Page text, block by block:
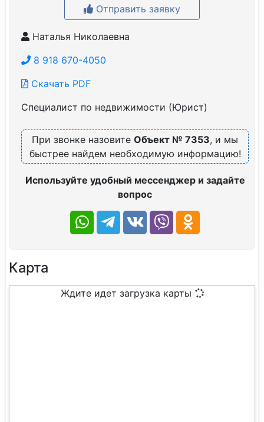
Отправить заявку
Наталья Николаевна
8 918 670-4050
Скачать PDF
Специалист по недвижимости (Юрист)
При звонке назовите Объект № 7353, и мы
быстрее найдем необходимую информацию!
Используйте удобный мессенджер и задайте
вопрос
Карта
Ждите идет загрузка карты